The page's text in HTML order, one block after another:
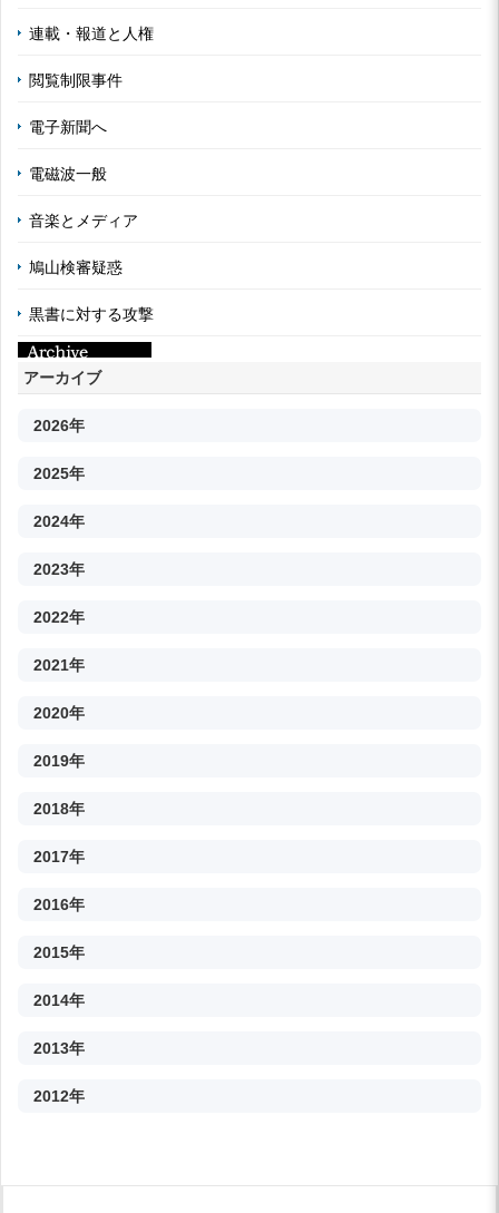
連載・報道と人権
閲覧制限事件
電子新聞へ
電磁波一般
音楽とメディア
鳩山検審疑惑
黒書に対する攻撃
アーカイブ
2026年
2025年
2024年
2023年
2022年
2021年
2020年
2019年
2018年
2017年
2016年
2015年
2014年
2013年
2012年